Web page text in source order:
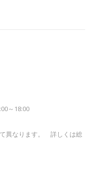
～18:00
異なります。 詳しくは総